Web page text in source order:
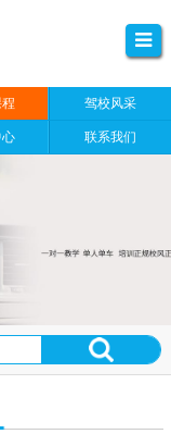
驾校风采
联系我们